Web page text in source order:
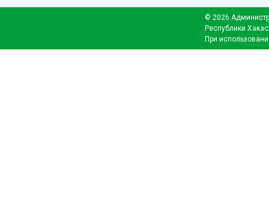
© 2026
Республики
При